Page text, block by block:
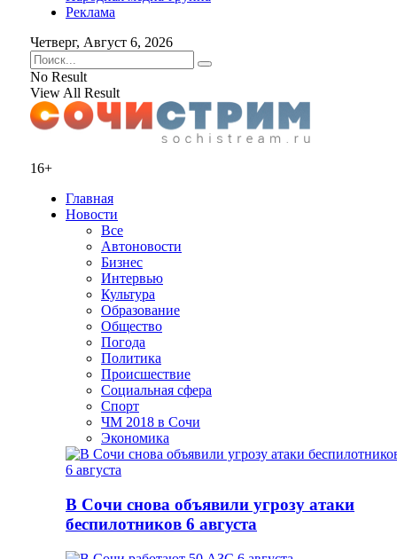
Реклама
Четверг, Август 6, 2026
No Result
View All Result
16+
Главная
Новости
Все
Автоновости
Бизнес
Интервью
Культура
Образование
Общество
Погода
Политика
Происшествие
Социальная сфера
Спорт
ЧМ 2018 в Сочи
Экономика
В Сочи снова объявили угрозу атаки
беспилотников 6 августа